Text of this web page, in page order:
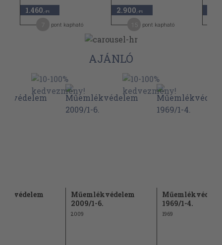
1.460 ,-Ft
pont kapható
2.900 ,-Ft
pont kapható
AJÁNLÓ
Műemlékvédelem
2009/1-6.
2009
1969/1-4.
1969